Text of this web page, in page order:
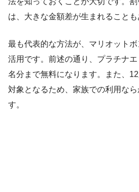
は、大きな金額差が生まれることも
最も代表的な方法が、マリオット
活用です。前述の通り、プラチナ
名分まで無料になります。また、
対象となるため、家族での利用な
す。